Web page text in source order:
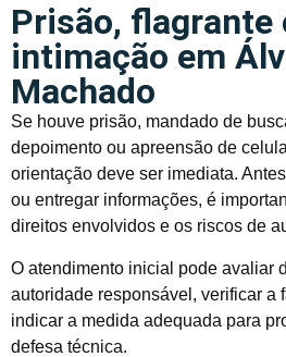
Prisão, flagrante
intimação em
Machado
Se houve prisão, mandado de
depoimento ou apreensão de
orientação deve ser imediata.
ou entregar informações, é
direitos envolvidos e os riscos de
O atendimento inicial pode avaliar
autoridade responsável, verificar a
indicar a medida adequada para
defesa técnica.